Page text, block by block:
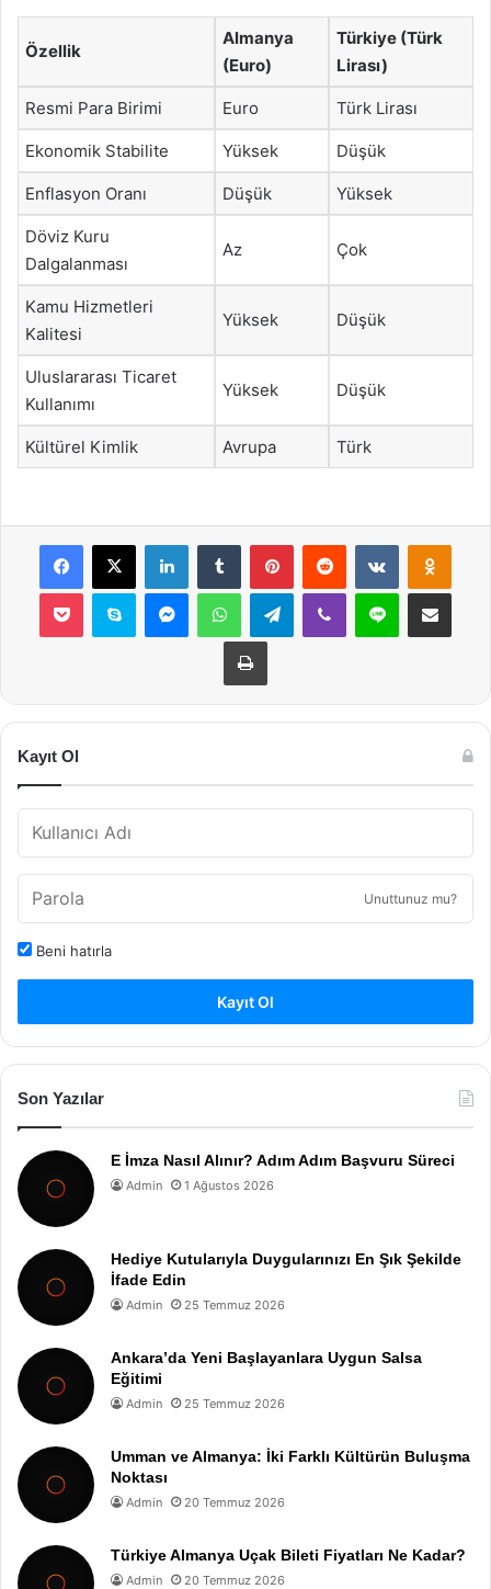
Özellik
Almanya
(Euro)
Türkiye (Türk
Lirası)
Resmi Para Birimi Euro Türk Lirası
Ekonomik Stabilite Yüksek Düşük
Enflasyon Oranı Düşük Yüksek
Döviz Kuru
Dalgalanması
Az Çok
Kamu Hizmetleri
Kalitesi
Yüksek Düşük
Uluslararası Ticaret
Kullanımı
Yüksek Düşük
Kültürel Kimlik Avrupa Türk
Facebook
X LinkedInTumblr PinterestReddit VKontakte
Pocket Skype MessengerWhatsAppTelegramViber Line E-Posta ile
Yazdır
Kayıt Ol
Unuttunuz mu?
Beni hatırla
Kayıt Ol
Son Yazılar
E İmza Nasıl Alınır? Adım Adım Başvuru Süreci
Admin 1 Ağustos 2026
Hediye Kutularıyla Duygularınızı En Şık Şekilde
İfade Edin
Admin 25 Temmuz 2026
Ankara’da Yeni Başlayanlara Uygun Salsa
Eğitimi
Admin 25 Temmuz 2026
Umman ve Almanya: İki Farklı Kültürün Buluşma
Noktası
Admin 20 Temmuz 2026
Türkiye Almanya Uçak Bileti Fiyatları Ne Kadar?
Admin 20 Temmuz 2026